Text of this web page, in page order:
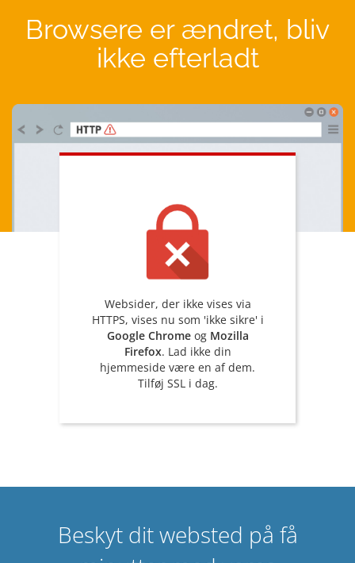
Browsere er ændret, bliv
ikke efterladt
Websider, der ikke vises via
HTTPS, vises nu som 'ikke sikre' i
Google Chromeog Mozilla
Firefox. Lad ikke din
hjemmeside være en af dem.
Tilføj SSL i dag.
Beskyt dit websted på få